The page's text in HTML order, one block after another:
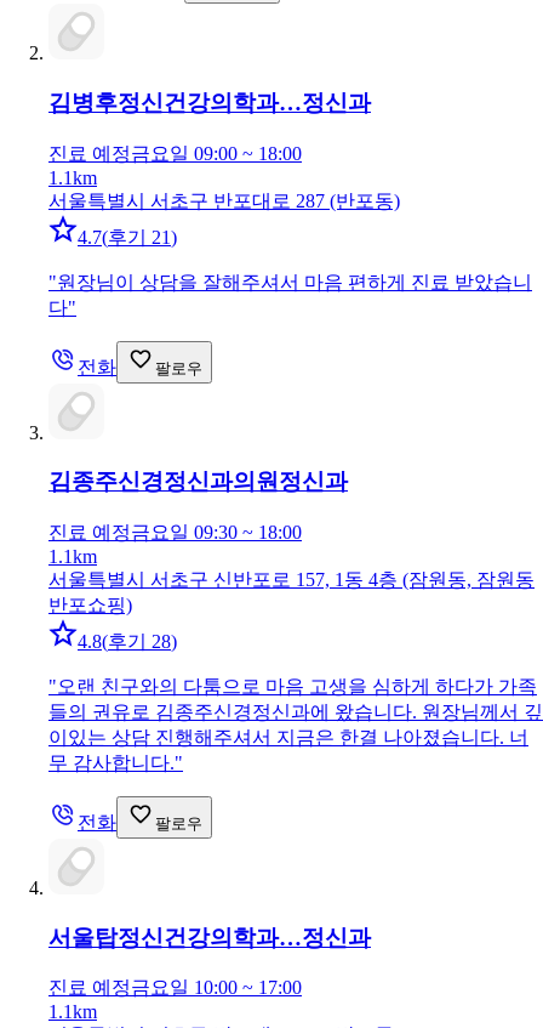
김병후정신건강의학과…정신과
진료 예정금요일 09:00 ~ 18:00
1.1km
서울특별시 서초구 반포대로 287 (반포동)
4.7(후기 21)
"원장님이 상담을 잘해주셔서 마음 편하게 진료 받았습니
다"
전화 팔로우
김종주신경정신과의원정신과
진료 예정금요일 09:30 ~ 18:00
1.1km
서울특별시 서초구 신반포로 157, 1동 4층 (잠원동, 잠원동
반포쇼핑)
4.8(후기 28)
"오랜 친구와의 다툼으로 마음 고생을 심하게 하다가 가족
들의 권유로 김종주신경정신과에 왔습니다. 원장님께서 깊
이있는 상담 진행해주셔서 지금은 한결 나아졌습니다. 너
무 감사합니다."
전화 팔로우
서울탑정신건강의학과…정신과
진료 예정금요일 10:00 ~ 17:00
1.1km